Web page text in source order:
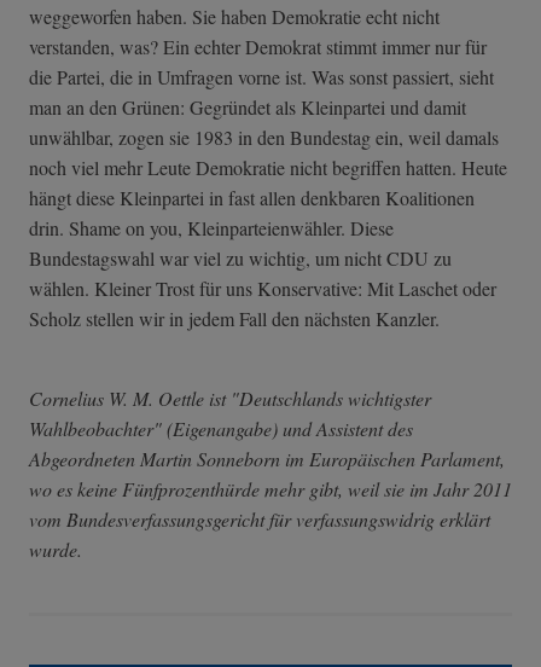
weggeworfen haben. Sie haben Demokratie echt nicht
verstanden, was? Ein echter Demokrat stimmt immer nur für
die Partei, die in Umfragen vorne ist. Was sonst passiert, sieht
man an den Grünen: Gegründet als Kleinpartei und damit
unwählbar, zogen sie 1983 in den Bundestag ein, weil damals
noch viel mehr Leute Demokratie nicht begriffen hatten. Heute
hängt diese Kleinpartei in fast allen denkbaren Koalitionen
drin. Shame on you, Kleinparteienwähler. Diese
Bundestagswahl war viel zu wichtig, um nicht CDU zu
wählen. Kleiner Trost für uns Konservative: Mit Laschet oder
Scholz stellen wir in jedem Fall den nächsten Kanzler.
Cornelius W. M. Oettle ist "Deutschlands wichtigster
Wahlbeobachter" (Eigenangabe) und Assistent des
Abgeordneten Martin Sonneborn im Europäischen Parlament,
wo es keine Fünfprozenthürde mehr gibt, weil sie im Jahr 2011
vom Bundesverfassungsgericht für verfassungswidrig erklärt
wurde.